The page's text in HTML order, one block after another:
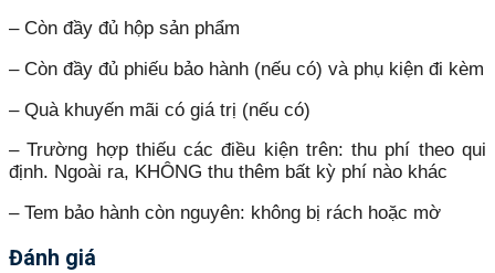
– Còn đầy đủ hộp sản phẩm
– Còn đầy đủ phiếu bảo hành (nếu có) và phụ kiện đi kèm
– Quà khuyến mãi có giá trị (nếu có)
– Trường hợp thiếu các điều kiện trên: thu phí theo qui
định. Ngoài ra, KHÔNG thu thêm bất kỳ phí nào khác
– Tem bảo hành còn nguyên: không bị rách hoặc mờ
Đánh giá